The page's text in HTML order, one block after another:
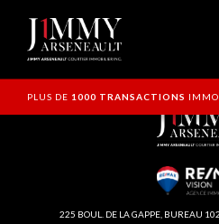
PLUS DE 1000 TRANSACTIONS
225 BOUL. DE LA GAPPE, BUREAU